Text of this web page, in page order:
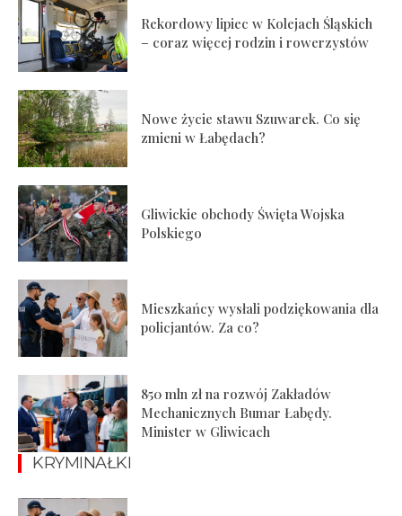
Rekordowy lipiec w Kolejach Śląskich
– coraz więcej rodzin i rowerzystów
Nowe życie stawu Szuwarek. Co się
zmieni w Łabędach?
Gliwickie obchody Święta Wojska
Polskiego
Mieszkańcy wysłali podziękowania dla
policjantów. Za co?
850 mln zł na rozwój Zakładów
Mechanicznych Bumar Łabędy.
Minister w Gliwicach
KRYMINAŁKI